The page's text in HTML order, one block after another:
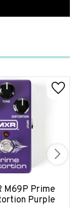
M69P Prime
Purple